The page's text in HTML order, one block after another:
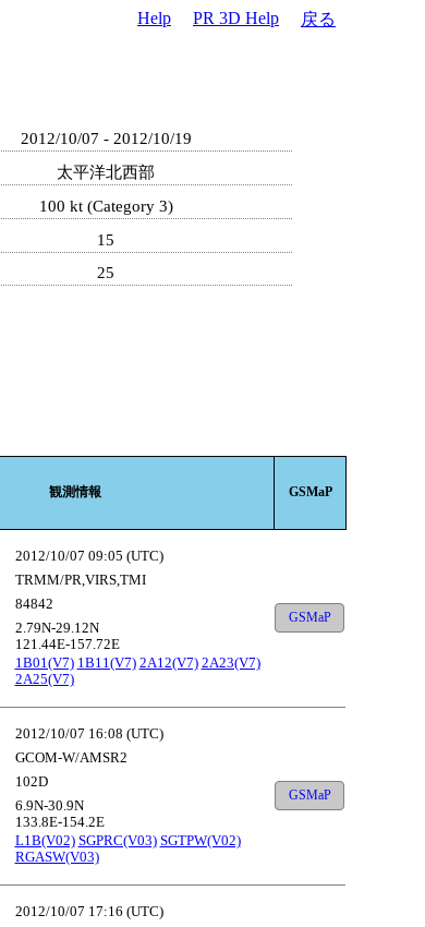
Help PR 3D Help 戻る
2012/10/07 - 2012/10/19
太平洋北西部
100 kt (Category 3)
15
25
観測情報 GSMaP
2012/10/07 09:05 (UTC)
TRMM/PR,VIRS,TMI
84842
2.79N-29.12N
121.44E-157.72E
1B01(V7) 1B11(V7) 2A12(V7) 2A23(V7)
2A25(V7)
GSMaP
2012/10/07 16:08 (UTC)
GCOM-W/AMSR2
102D
6.9N-30.9N
133.8E-154.2E
L1B(V02) SGPRC(V03) SGTPW(V02)
RGASW(V03)
GSMaP
2012/10/07 17:16 (UTC)